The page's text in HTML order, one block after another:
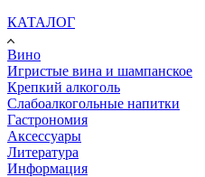
КАТАЛОГ
Вино
Игристые вина и шампанское
Крепкий алкоголь
Слабоалкогольные напитки
Гастрономия
Аксессуары
Литература
Информация